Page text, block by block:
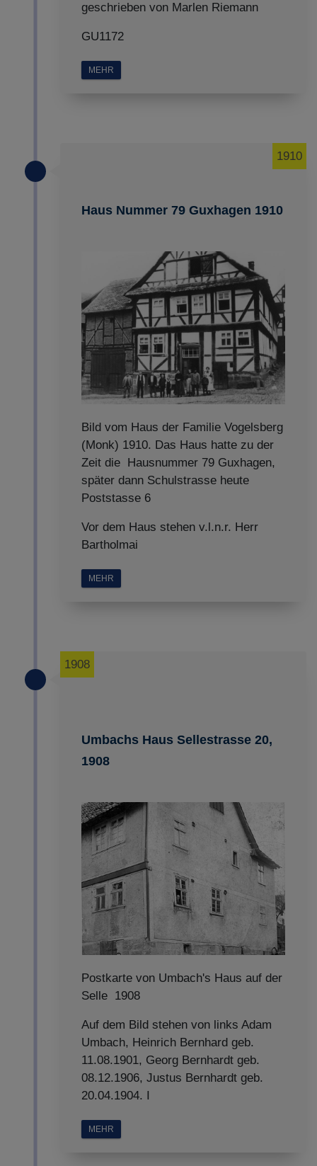
geschrieben von Marlen Riemann
GU1172
MEHR
Haus Nummer 79 Guxhagen 1910
1910
Bild vom Haus der Familie Vogelsberg
(Monk) 1910. Das Haus hatte zu der
Zeit die Hausnummer 79 Guxhagen,
später dann Schulstrasse heute
Poststasse 6
Vor dem Haus stehen v.l.n.r. Herr
Bartholmai
MEHR
Umbachs Haus Sellestrasse 20,
1908
1908
Postkarte von Umbach's Haus auf der
Selle 1908
Auf dem Bild stehen von links Adam
Umbach, Heinrich Bernhard geb.
11.08.1901, Georg Bernhardt geb.
08.12.1906, Justus Bernhardt geb.
20.04.1904. I
MEHR